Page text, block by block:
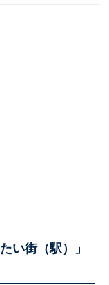
い街（駅）」